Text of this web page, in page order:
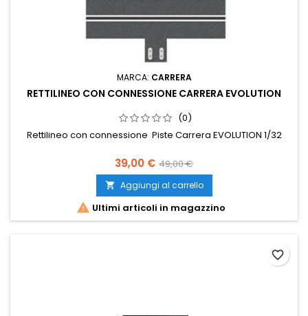
MARCA: CARRERA
RETTILINEO CON CONNESSIONE CARRERA EVOLUTION
(0)
Rettilineo con connessione Piste Carrera EVOLUTION 1/32
39,00 € 49,00 €
 Aggiungi al carrello
 Ultimi articoli in magazzino
favorite_border